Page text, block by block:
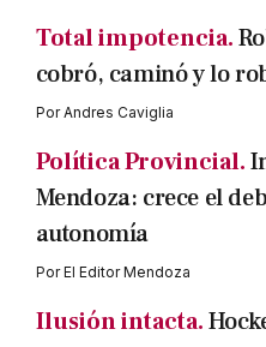
Total impotencia.
cobró, caminó y lo
PorAndres Caviglia
Política Provincial.
Mendoza: crece el
autonomía
PorEl Editor Mendoza
Ilusión intacta.